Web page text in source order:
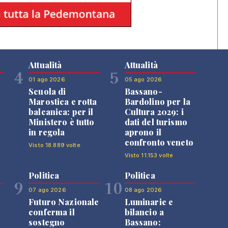
4
Attualità
01 ago 2026
Scuola di
Marostica e rotta
balcanica: per il
Ministero è tutto
in regola
Visto 18.889 volte
5
Attualità
05 ago 2026
Bassano-
Bardolino per la
Cultura 2029: i
dati del turismo
aprono il
confronto veneto
Visto 11.153 volte
9
Politica
07 ago 2026
Futuro Nazionale
conferma il
sostegno
10
Politica
08 ago 2026
Luminarie e
bilancio a
Bassano: